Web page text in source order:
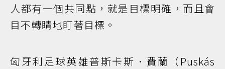
人都有一個共同點，就是目標明確，而且會
目不轉睛地盯著目標。
匈牙利足球英雄普斯卡斯．費蘭（Puskás